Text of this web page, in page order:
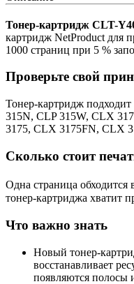
Тонер-картридж CLT-
картридж NetProduct для
1000 страниц при 5 %
Проверьте свой
Тонер-картридж
315N, CLP 315W, CLX
3175, CLX 3175FN, CLX
Сколько стоит
Одна страница
тонер-картриджа хватит
Что важно знать
Новый тонер-
восстанавливает
появляются полосы